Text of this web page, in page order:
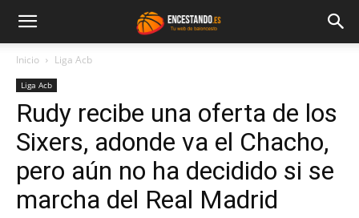
Inicio Liga Acb
Liga Acb
Rudy recibe una oferta de los
Sixers, adonde va el Chacho,
pero aún no ha decidido si se
marcha del Real Madrid